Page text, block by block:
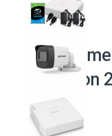
Kit 2
Hikvision